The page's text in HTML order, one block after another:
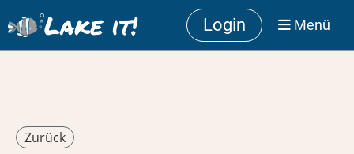
Lake it! Login Menü
Zurück